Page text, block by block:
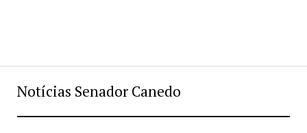
Notícias Senador Canedo